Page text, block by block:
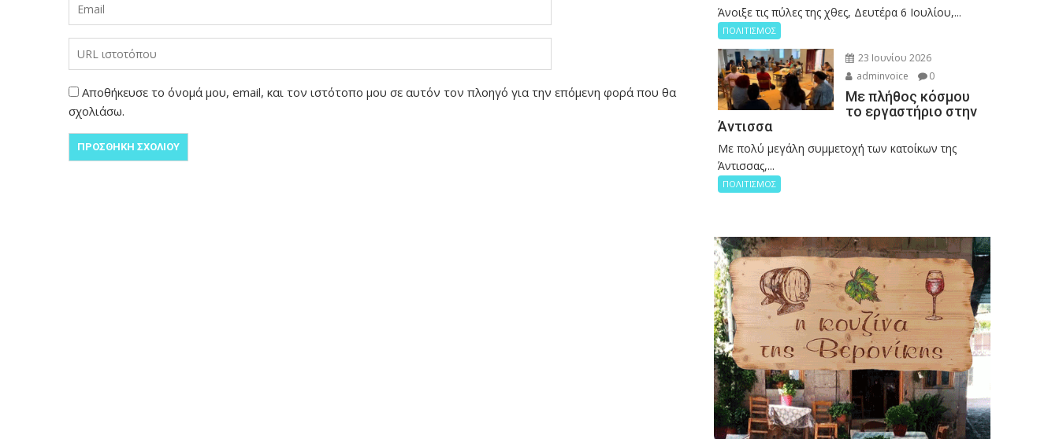
Αποθήκευσε το όνομά μου, email, και τον ιστότοπο μου σε αυτόν τον πλοηγό για την επόμενη φορά που θα
σχολιάσω.
Άνοιξε τις πύλες της χθες, Δευτέρα 6 Ιουλίου,...
ΠΟΛΙΤΙΣΜΟΣ
23 Ιουνίου 2026
adminvoice
0
Με πλήθος κόσμου
το εργαστήριο στην
Άντισσα
Με πολύ μεγάλη συμμετοχή των κατοίκων της
Άντισσας,...
ΠΟΛΙΤΙΣΜΟΣ